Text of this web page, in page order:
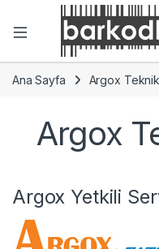
Ana Sayfa Argox
Argox
Argox Yetkili